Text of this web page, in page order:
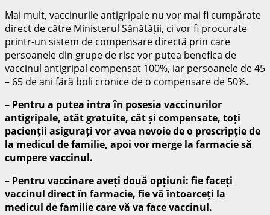
Mai mult, vaccinurile antigripale nu vor mai fi cumpărate
direct de către Ministerul Sănătății, ci vor fi procurate
printr-un sistem de compensare directă prin care
persoanele din grupe de risc vor putea benefica de
vaccinul antigripal compensat 100%, iar persoanele de 45
– 65 de ani fără boli cronice de o compensare de 50%.
– Pentru a putea intra în posesia vaccinurilor
antigripale, atât gratuite, cât și compensate, toți
pacienții asigurați vor avea nevoie de o prescripție de
la medicul de familie, apoi vor merge la farmacie să
cumpere vaccinul.
– Pentru vaccinare aveți două opțiuni: fie faceți
vaccinul direct în farmacie, fie vă întoarceți la
medicul de familie care vă va face vaccinul.